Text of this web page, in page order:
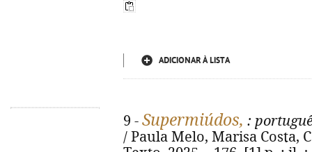
ADICIONAR À LISTA
9 - Supermiúdos, :
/ Paula Melo, Marisa Costa,